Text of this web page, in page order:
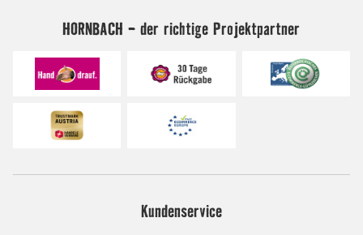
HORNBACH - der richtige Projektpartner
Kundenservice